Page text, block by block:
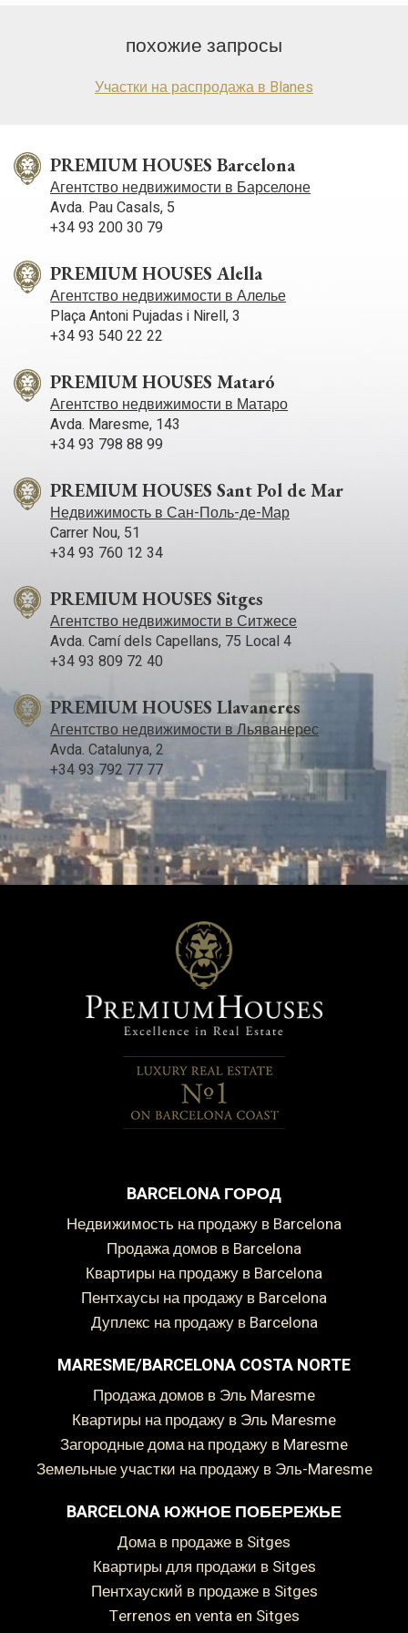
похожие запросы
Участки на распродажа в Blanes
PREMIUM HOUSES Barcelona
Агентство недвижимости в Барселоне
Avda. Pau Casals, 5
+34 93 200 30 79
PREMIUM HOUSES Alella
Агентство недвижимости в Алелье
Plaça Antoni Pujadas i Nirell, 3
+34 93 540 22 22
PREMIUM HOUSES Mataró
Агентство недвижимости в Матаро
Avda. Maresme, 143
+34 93 798 88 99
PREMIUM HOUSES Sant Pol de Mar
Недвижимость в Сан-Поль-де-Мар
Carrer Nou, 51
+34 93 760 12 34
PREMIUM HOUSES Sitges
Агентство недвижимости в Ситжесе
Avda. Camí­ dels Capellans, 75 Local 4
+34 93 809 72 40
PREMIUM HOUSES Llavaneres
Агентство недвижимости в Льяванерес
Avda. Catalunya, 2
+34 93 792 77 77
BARCELONA ГОРОД
Недвижимость на продажу в Barcelona
Продажа домов в Barcelona
Квартиры на продажу в Barcelona
Пентхаусы на продажу в Barcelona
Дуплекс на продажу в Barcelona
MARESME/BARCELONA COSTA NORTE
Продажа домов в Эль Maresme
Квартиры на продажу в Эль Maresme
Загородные дома на продажу в Maresme
Земельные участки на продажу в Эль-Maresme
BARCELONA ЮЖНОЕ ПОБЕРЕЖЬЕ
дома в продаже в Sitges
Квартиры для продажи в Sitges
пентхауский в продаже в Sitges
Terrenos en venta en Sitges
улучшить качество наших услуг и предложить лучший
опыт с помощью рекомендуемых продуктов.
информации о предпочтениях и личном выборе
пользователя путем постоянного наблюдения за его
привычками просмотра. Благодаря им мы можем
узнать привычки просмотра на веб-сайте и отображать
рекламу, связанную с профилем просмотра
пользователя.